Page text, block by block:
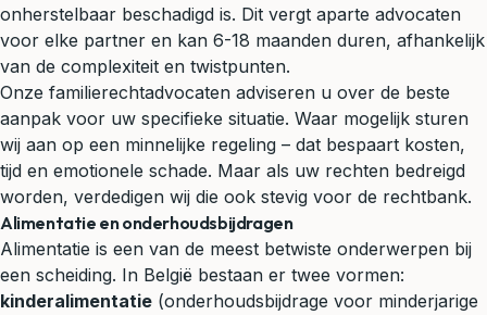
onherstelbaar beschadigd is. Dit vergt aparte advocaten
voor elke partner en kan 6-18 maanden duren, afhankelijk
van de complexiteit en twistpunten.
Onze familierechtadvocaten adviseren u over de beste
aanpak voor uw specifieke situatie. Waar mogelijk sturen
wij aan op een minnelijke regeling – dat bespaart kosten,
tijd en emotionele schade. Maar als uw rechten bedreigd
worden, verdedigen wij die ook stevig voor de rechtbank.
Alimentatie en onderhoudsbijdragen
Alimentatie is een van de meest betwiste onderwerpen bij
een scheiding. In België bestaan er twee vormen:
kinderalimentatie (onderhoudsbijdrage voor minderjarige